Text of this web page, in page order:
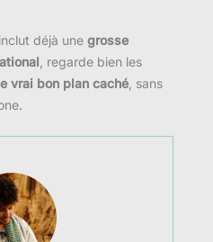
déjà une grosse
, regarde bien les
vrai bon plan caché , sans